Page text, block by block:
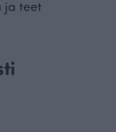
ja teet